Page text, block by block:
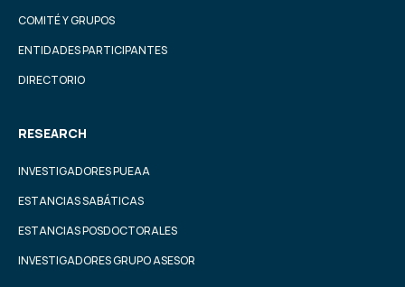
COMITÉ Y GRUPOS
ENTIDADES PARTICIPANTES
DIRECTORIO
RESEARCH
INVESTIGADORES PUEAA
ESTANCIAS SABÁTICAS
ESTANCIAS POSDOCTORALES
INVESTIGADORES GRUPO ASESOR